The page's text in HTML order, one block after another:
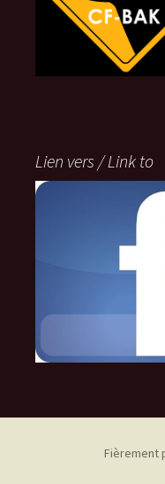
Lien vers / Link to
Fièrement